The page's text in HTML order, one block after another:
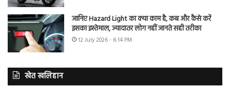
जानिए Hazard Light का क्या काम है, कब और कैसे करें
इसका इस्तेमाल, ज्यादातर लोग नहीं जानते सही तरीका
12 July 2026 - 6:14 PM
खेत खलिहान